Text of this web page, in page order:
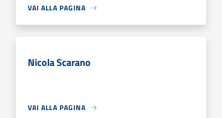
VAI ALLA PAGINA
Nicola Scarano
VAI ALLA PAGINA